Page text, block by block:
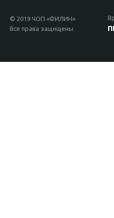
© 2019 ЧОП «ФИЛИН»
Все права защищены